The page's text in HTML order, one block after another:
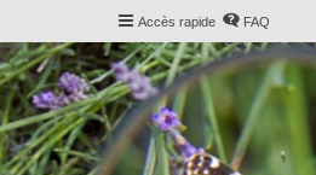
Accès rapide FAQ